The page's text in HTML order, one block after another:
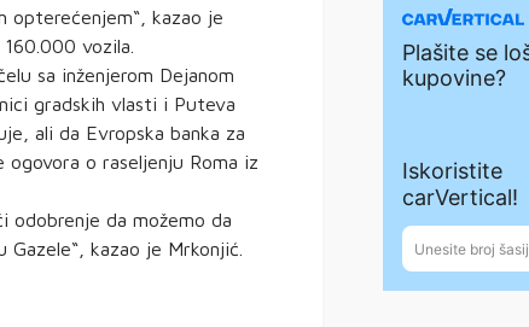
opterećenjem“, kazao je
vozila.
sa inženjerom Dejanom
gradskih vlasti i Puteva
ali da Evropska banka za
o raseljenju Roma iz
odobrenje da možemo da
kazao je Mrkonjić.